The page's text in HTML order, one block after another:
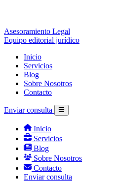
Asesoramiento Legal
Equipo editorial jurídico
Inicio
Servicios
Blog
Sobre Nosotros
Contacto
Enviar consulta
Inicio
Servicios
Blog
Sobre Nosotros
Contacto
Enviar consulta